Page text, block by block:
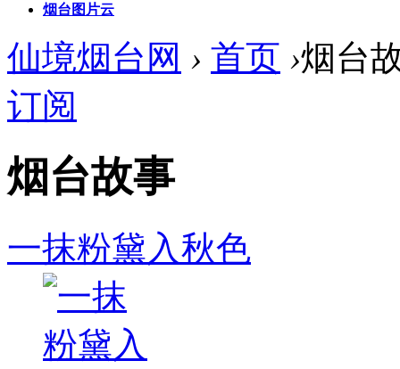
烟台图片云
仙境烟台网 › 首页 ›烟台
订阅
烟台故事
一抹粉黛入秋色